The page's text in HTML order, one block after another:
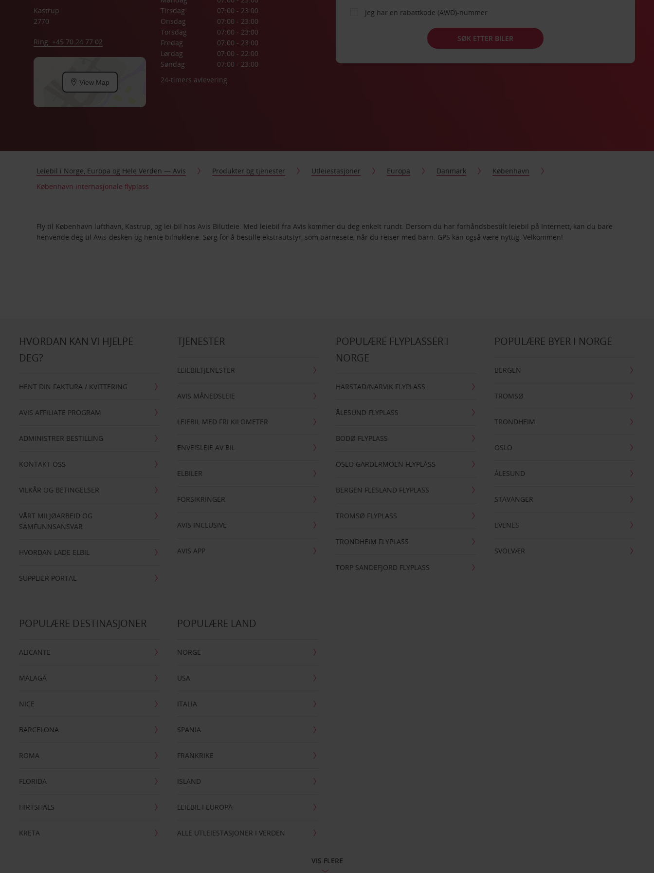
Kastrup
2770
Ring: +45 70 24 77 02
View Map
Tirsdag
07:00 - 23:00
Onsdag
07:00 - 23:00
Torsdag
07:00 - 23:00
Fredag
07:00 - 23:00
Lørdag
07:00 - 22:00
Søndag
07:00 - 23:00
24-timers avlevering
Jeg har en rabattkode (AWD)-nummer
SØK ETTER BILER
Leiebil i Norge, Europa og Hele Verden — Avis Produkter og tjenester Utleiestasjoner Europa Danmark
København
København internasjonale flyplass
Fly til København lufthavn, Kastrup, og lei bil hos Avis Bilutleie. Med leiebil fra Avis kommer du deg enkelt rundt. Dersom du har forhåndsbestilt leiebil på Internett, kan du bare
henvende deg til Avis-desken og hente bilnøklene. Sørg for å bestille ekstrautstyr, som barnesete, når du reiser med barn. GPS kan også være nyttig. Velkommen!
HVORDAN KAN VI HJELPE
DEG?
HENT DIN FAKTURA / KVITTERING
AVIS AFFILIATE PROGRAM
ADMINISTRER BESTILLING
KONTAKT OSS
VILKÅR OG BETINGELSER
VÅRT MILJØARBEID OG
SAMFUNNSANSVAR
HVORDAN LADE ELBIL
SUPPLIER PORTAL
TJENESTER
LEIEBILTJENESTER
AVIS MÅNEDSLEIE
LEIEBIL MED FRI KILOMETER
ENVEISLEIE AV BIL
ELBILER
FORSIKRINGER
AVIS INCLUSIVE
AVIS APP
POPULÆRE FLYPLASSER I
NORGE
HARSTAD/NARVIK FLYPLASS
ÅLESUND FLYPLASS
BODØ FLYPLASS
OSLO GARDERMOEN FLYPLASS
BERGEN FLESLAND FLYPLASS
TROMSØ FLYPLASS
TRONDHEIM FLYPLASS
TORP SANDEFJORD FLYPLASS
POPULÆRE BYER I NORGE
BERGEN
TROMSØ
TRONDHEIM
OSLO
ÅLESUND
STAVANGER
EVENES
SVOLVÆR
POPULÆRE DESTINASJONER
ALICANTE
MALAGA
NICE
BARCELONA
ROMA
FLORIDA
HIRTSHALS
KRETA
POPULÆRE LAND
NORGE
USA
ITALIA
SPANIA
FRANKRIKE
ISLAND
LEIEBIL I EUROPA
ALLE UTLEIESTASJONER I VERDEN
VIS FLERE